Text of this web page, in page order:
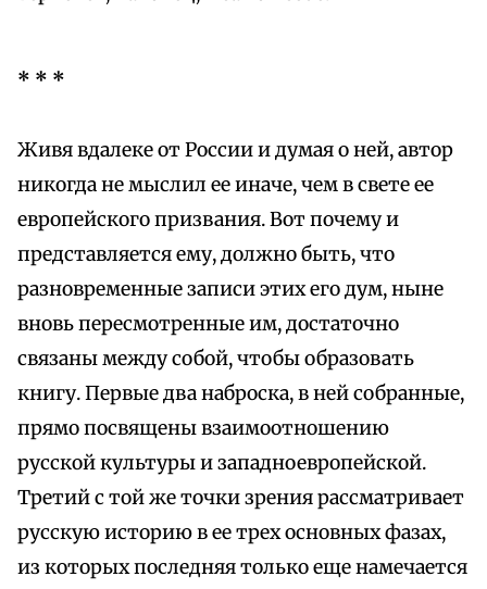
* * *
Живя вдалеке от России и думая о ней, автор
никогда не мыслил ее иначе, чем в свете ее
европейского призвания. Вот почему и
представляется ему, должно быть, что
разновременные записи этих его дум, ныне
вновь пересмотренные им, достаточно
связаны между собой, чтобы образовать
книгу. Первые два наброска, в ней собранные,
прямо посвящены взаимоотношению
русской культуры и западноевропейской.
Третий с той же точки зрения рассматривает
русскую историю в ее трех основных фазах,
из которых последняя только еще намечается